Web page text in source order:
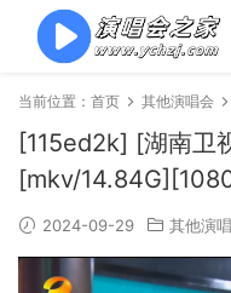
当前位置： 首页 其他演唱会
[115ed2k] [湖南
[mkv/
2024-09-29 其他演